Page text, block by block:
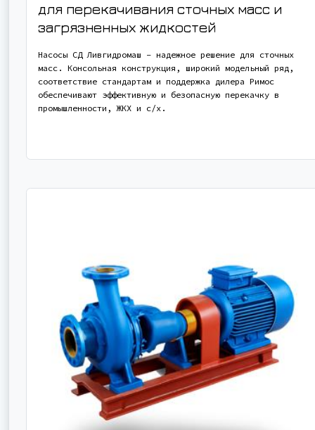
для перекачивания сточных масс и
загрязненных жидкостей
Насосы СД Ливгидромаш – надежное решение для сточных
масс. Консольная конструкция, широкий модельный ряд,
соответствие стандартам и поддержка дилера Римос
обеспечивают эффективную и безопасную перекачку в
промышленности, ЖКХ и с/х.